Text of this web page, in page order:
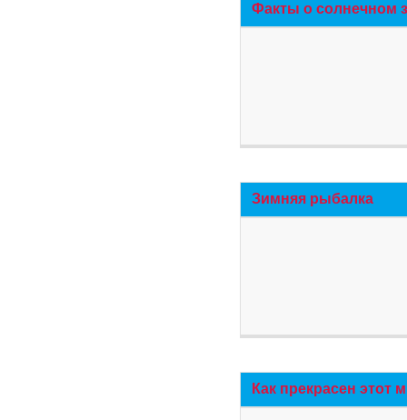
Факты о солнечном
Зимняя рыбалка
Как прекрасен этот